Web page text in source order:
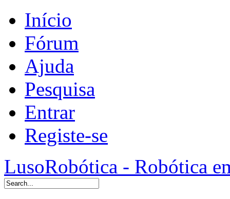
Início
Fórum
Ajuda
Pesquisa
Entrar
Registe-se
LusoRobótica - Robótica